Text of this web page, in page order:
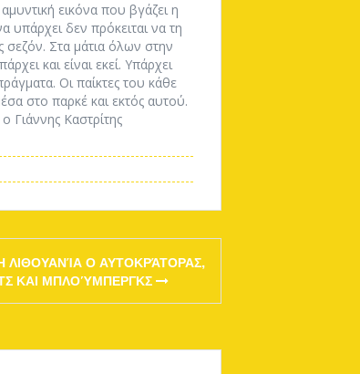
εικόνα που βγάζει η
δεν πρόκειται να τη
σεζόν. Στα μάτια όλων στην
και είναι εκεί. Υπάρχει
Οι παίκτες του κάθε
στο παρκέ και εκτός αυτού.
Γιάννης Καστρίτης
ΛΙΘΟΥΑΝΊΑ Ο ΑΥΤΟΚΡΆΤΟΡΑΣ,
ΚΑΙ ΜΠΛΟΎΜΠΕΡΓΚΣ